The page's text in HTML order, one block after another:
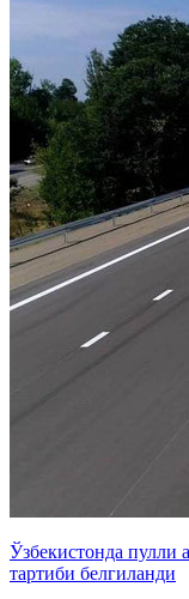
Ўзбекистонда пулли
тартиби белгиланди